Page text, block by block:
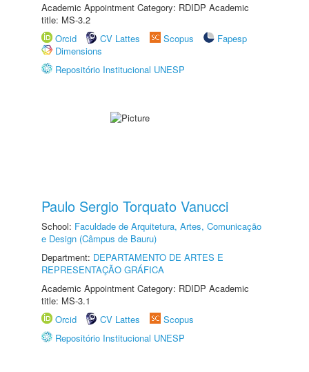
Academic Appointment Category: RDIDP Academic
title: MS-3.2
Orcid
CV Lattes Scopus
Fapesp
Dimensions
Repositório Institucional UNESP
Paulo Sergio Torquato Vanucci
School: Faculdade de Arquitetura, Artes, Comunicação
e Design (Câmpus de Bauru)
Department: DEPARTAMENTO DE ARTES E
REPRESENTAÇÃO GRÁFICA
Academic Appointment Category: RDIDP Academic
title: MS-3.1
Orcid
CV Lattes
Scopus
Repositório Institucional UNESP